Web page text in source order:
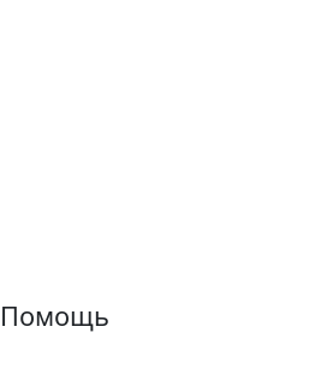
Помощь